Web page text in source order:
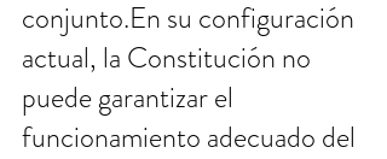
conjunto.En su configuración
actual, la Constitución no
puede garantizar el
funcionamiento adecuado del